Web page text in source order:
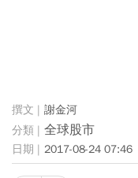
謝金河
全球股市
2017-08-24 07:46